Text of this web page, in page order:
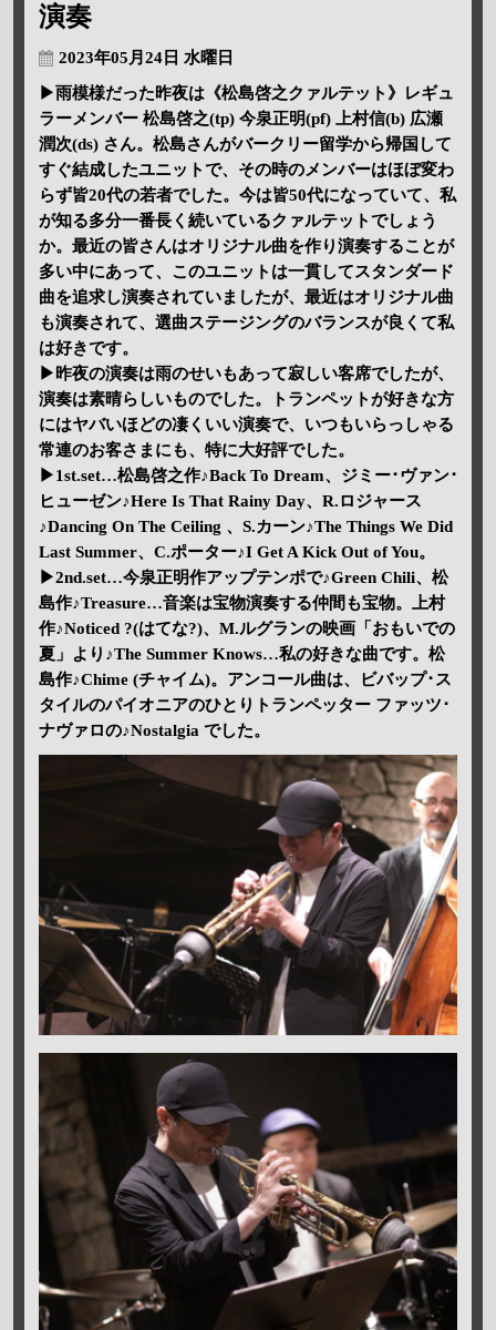
演奏
2023年05月24日 水曜日
▶雨模様だった昨夜は《松島啓之クァルテット》レギュ
ラーメンバー 松島啓之(tp) 今泉正明(pf) 上村信(b) 広瀬
潤次(ds) さん。松島さんがバークリー留学から帰国して
すぐ結成したユニットで、その時のメンバーはほぼ変わ
らず皆20代の若者でした。今は皆50代になっていて、私
が知る多分一番長く続いているクァルテットでしょう
か。最近の皆さんはオリジナル曲を作り演奏することが
多い中にあって、このユニットは一貫してスタンダード
曲を追求し演奏されていましたが、最近はオリジナル曲
も演奏されて、選曲ステージングのバランスが良くて私
は好きです。
▶昨夜の演奏は雨のせいもあって寂しい客席でしたが、
演奏は素晴らしいものでした。トランペットが好きな方
にはヤバいほどの凄くいい演奏で、いつもいらっしゃる
常連のお客さまにも、特に大好評でした。
▶1st.set…松島啓之作♪Back To Dream、ジミー･ヴァン･
ヒューゼン♪Here Is That Rainy Day、R.ロジャース
♪Dancing On The Ceiling 、S.カーン♪The Things We Did
Last Summer、C.ポーター♪I Get A Kick Out of You。
▶2nd.set…今泉正明作アップテンポで♪Green Chili、松
島作♪Treasure…音楽は宝物演奏する仲間も宝物。上村
作♪Noticed ?(はてな?)、M.ルグランの映画「おもいでの
夏」より♪The Summer Knows…私の好きな曲です。松
島作♪Chime (チャイム)。アンコール曲は、ビバップ･ス
タイルのパイオニアのひとりトランペッター ファッツ･
ナヴァロの♪Nostalgia でした。